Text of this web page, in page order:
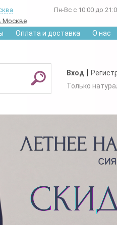
Москве
Пн-Вс с 10:00 до
Оплата и доставка О нас
Вход |
Только